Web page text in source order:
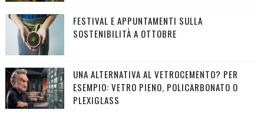
FESTIVAL E APPUNTAMENTI SULLA
SOSTENIBILITÀ A OTTOBRE
UNA ALTERNATIVA AL VETROCEMENTO? PER
ESEMPIO: VETRO PIENO, POLICARBONATO O
PLEXIGLASS